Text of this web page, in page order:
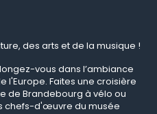
des arts et de la musique !
vous dans l’ambiance
l'Europe. Faites une croisière
de Brandebourg à vélo ou
chefs-d'œuvre du musée